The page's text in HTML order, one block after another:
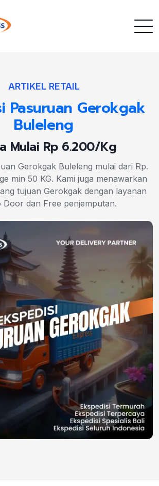
ARTIKEL RETAIL
Pasuruan Gerokgak
Buleleng
Mulai Rp 6.200/Kg
Gerokgak Buleleng mulai dari Rp.
min 50 KG. Kami juga menawarkan
tujuan Gerokgak dengan layanan
Door dan Free penjemputan.